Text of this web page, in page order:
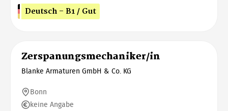
Deutsch - B1 / Gut
Zerspanungsmechaniker/in
Blanke Armaturen GmbH & Co. KG
Bonn
keine Angabe